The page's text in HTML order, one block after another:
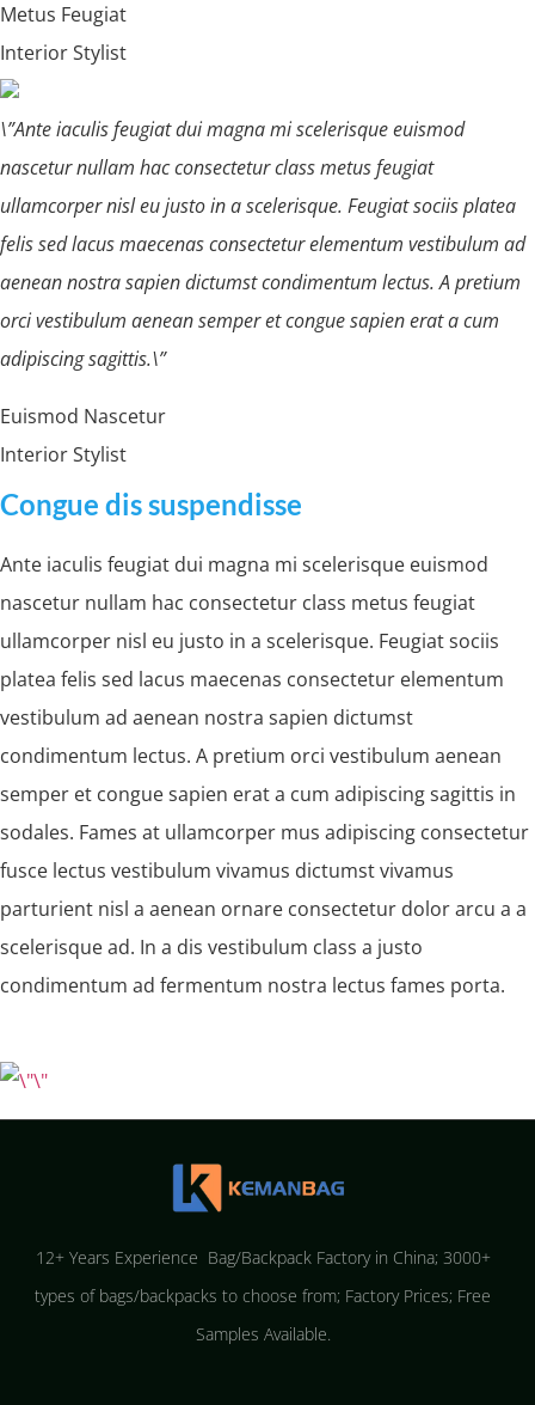
Metus Feugiat
Interior Stylist
\”Ante iaculis feugiat dui magna mi scelerisque euismod
nascetur nullam hac consectetur class metus feugiat
ullamcorper nisl eu justo in a scelerisque. Feugiat sociis platea
felis sed lacus maecenas consectetur elementum vestibulum ad
aenean nostra sapien dictumst condimentum lectus. A pretium
orci vestibulum aenean semper et congue sapien erat a cum
adipiscing sagittis.\”
Euismod Nascetur
Interior Stylist
Congue dis suspendisse
Ante iaculis feugiat dui magna mi scelerisque euismod
nascetur nullam hac consectetur class metus feugiat
ullamcorper nisl eu justo in a scelerisque. Feugiat sociis
platea felis sed lacus maecenas consectetur elementum
vestibulum ad aenean nostra sapien dictumst
condimentum lectus. A pretium orci vestibulum aenean
semper et congue sapien erat a cum adipiscing sagittis in
sodales. Fames at ullamcorper mus adipiscing consectetur
fusce lectus vestibulum vivamus dictumst vivamus
parturient nisl a aenean ornare consectetur dolor arcu a a
scelerisque ad. In a dis vestibulum class a justo
condimentum ad fermentum nostra lectus fames porta.
12+ Years Experience Bag/Backpack Factory in China; 3000+
types of bags/backpacks to choose from; Factory Prices; Free
Samples Available.